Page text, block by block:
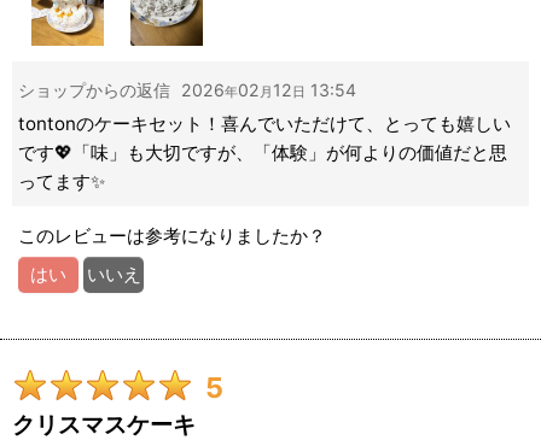
ショップからの返信 2026年02 月 12日 13:54
tontonのケーキセット！喜んでいただけて、とっても嬉しい
です💖「味」も大切ですが、「体験」が何よりの価値だと思
ってます✨
このレビューは参考になりましたか？
はい
いいえ
5
クリスマスケーキ